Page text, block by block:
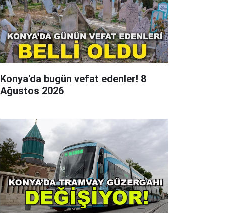
Konya'da bugün vefat edenler! 8
Ağustos 2026